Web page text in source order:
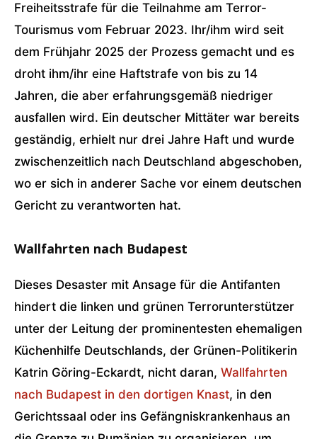
Freiheitsstrafe für die Teilnahme am Terror-
Tourismus vom Februar 2023. Ihr/ihm wird seit
dem Frühjahr 2025 der Prozess gemacht und es
droht ihm/ihr eine Haftstrafe von bis zu 14
Jahren, die aber erfahrungsgemäß niedriger
ausfallen wird. Ein deutscher Mittäter war bereits
geständig, erhielt nur drei Jahre Haft und wurde
zwischenzeitlich nach Deutschland abgeschoben,
wo er sich in anderer Sache vor einem deutschen
Gericht zu verantworten hat.
Wallfahrten nach Budapest
Dieses Desaster mit Ansage für die Antifanten
hindert die linken und grünen Terrorunterstützer
unter der Leitung der prominentesten ehemaligen
Küchenhilfe Deutschlands, der Grünen-Politikerin
Katrin Göring-Eckardt, nicht daran, Wallfahrten
nach Budapest in den dortigen Knast, in den
Gerichtssaal oder ins Gefängniskrankenhaus an